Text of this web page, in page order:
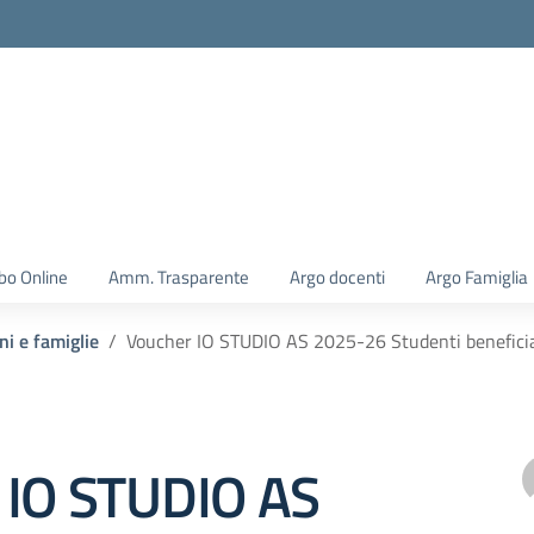
Online Amm. Trasparente Argo docenti Argo Famiglia
e famiglie Voucher IO STUDIO AS 2025-26 Studenti
STUDIO AS